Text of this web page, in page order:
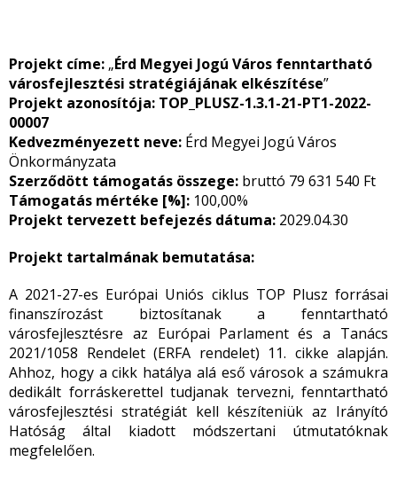
Projekt címe: „Érd Megyei Jogú Város fenntartható
városfejlesztési stratégiájának elkészítése”
Projekt azonosítója: TOP_PLUSZ-1.3.1-21-PT1-2022-
00007
Kedvezményezett neve: Érd Megyei Jogú Város
Önkormányzata
Szerződött támogatás összege: bruttó 79 631 540 Ft
Támogatás mértéke [%]: 100,00%
Projekt tervezett befejezés dátuma: 2029.04.30
Projekt tartalmának bemutatása:
A 2021-27-es Európai Uniós ciklus TOP Plusz forrásai
finanszírozást biztosítanak a fenntartható
városfejlesztésre az Európai Parlament és a Tanács
2021/1058 Rendelet (ERFA rendelet) 11. cikke alapján.
Ahhoz, hogy a cikk hatálya alá eső városok a számukra
dedikált forráskerettel tudjanak tervezni, fenntartható
városfejlesztési stratégiát kell készíteniük az Irányító
Hatóság által kiadott módszertani útmutatóknak
megfelelően.